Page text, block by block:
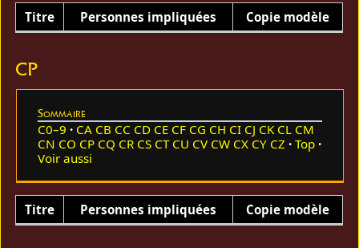
Titre Personnes impliquées Copie modèle
CP
Sommaire
C0–9 CA CB CC CD CE CF CG CH CI CJ CK CL CM
CN CO CP CQ CR CS CT CU CV CW CX CY CZ
Top
Voir aussi
Titre Personnes impliquées Copie modèle